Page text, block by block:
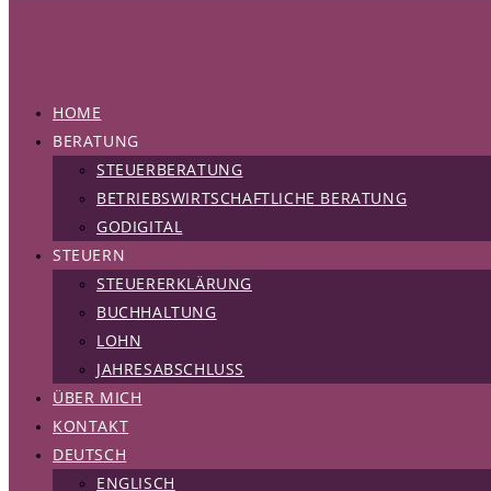
HOME
BERATUNG
STEUERBERATUNG
BETRIEBSWIRTSCHAFTLICHE BERATUNG
GODIGITAL
STEUERN
STEUERERKLÄRUNG
BUCHHALTUNG
LOHN
JAHRESABSCHLUSS
ÜBER MICH
KONTAKT
DEUTSCH
ENGLISCH